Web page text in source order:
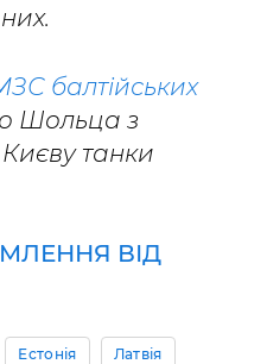
балтійських
Шольца з
танки
ВІД
Естонія Латвія